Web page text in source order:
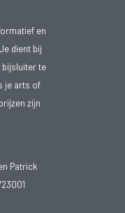
en
dient bij
bijsluiter te
je arts of
zijn
Patrick